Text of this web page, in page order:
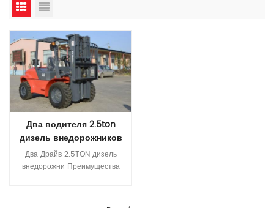
Два водителя 2.5ton
дизель внедорожников
все местность грубая
местность вилочная
Два Драйв 2.5TON дизель
внедорожни Преимущества